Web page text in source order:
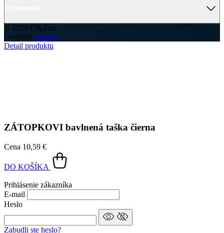
© 2026 CityZen
| vytvoril emorfiq
Detail produktu
ZÁTOPKOVI bavlnená taška čierna
Cena 10,59 €
DO KOŠÍKA
Prihlásenie zákazníka
E-mail
Heslo
Zabudli ste heslo?